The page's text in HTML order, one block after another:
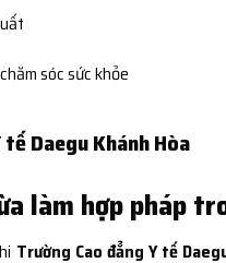
sóc sức khỏe
làm hợp pháp
Trường Cao đẳng Y tế